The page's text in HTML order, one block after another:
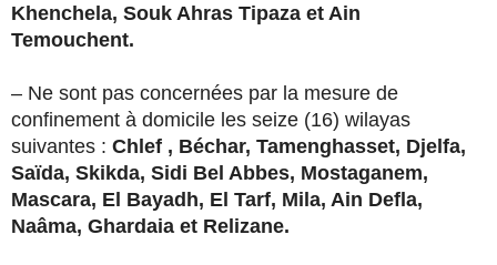
Khenchela, Souk Ahras Tipaza et Ain
Temouchent.
– Ne sont pas concernées par la mesure de
confinement à domicile les seize (16) wilayas
suivantes : Chlef , Béchar, Tamenghasset, Djelfa,
Saïda, Skikda, Sidi Bel Abbes, Mostaganem,
Mascara, El Bayadh, El Tarf, Mila, Ain Defla,
Naâma, Ghardaia et Relizane.